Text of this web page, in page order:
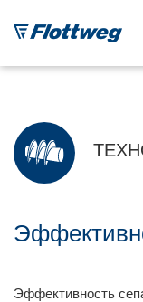
Эффективность